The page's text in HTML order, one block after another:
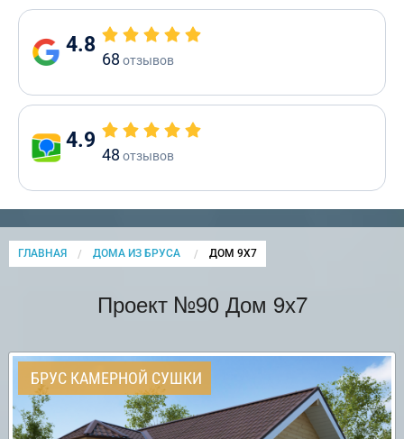
4.8
68 отзывов
4.9
48 отзывов
ГЛАВНАЯ ДОМА ИЗ БРУСА CURRENT:
ДОМ 9Х7
Проект №90 Дом 9х7
БРУС КАМЕРНОЙ СУШКИ